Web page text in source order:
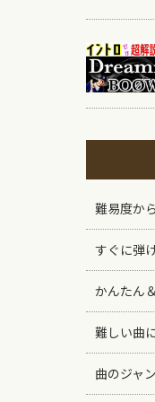
難易度か
すぐに弾
かんたん
難しい曲
曲のジャ